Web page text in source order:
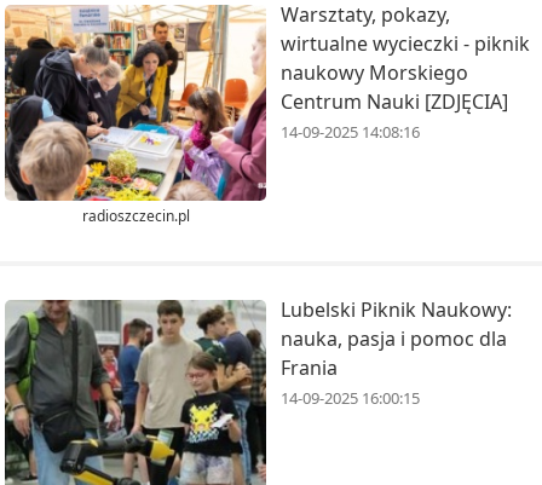
radioszczecin.pl
Warsztaty, pokazy,
wirtualne wycieczki - piknik
naukowy Morskiego
Centrum Nauki [ZDJĘCIA]
14-09-2025 14:08:16
Lubelski Piknik Naukowy:
nauka, pasja i pomoc dla
Frania
14-09-2025 16:00:15